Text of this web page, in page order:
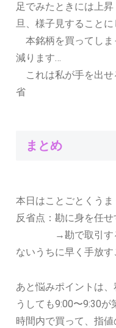
足でみたときには上
旦、様子見することに
本銘柄を買ってしま
減ります…
これは私が手を出せ
省
まとめ
本日はことごとくう
反省点：勘に身を任せ
→勘で取引するの
ないうちに早く手放
あと悩みポイントは
うしても9:00〜9:30
時間内で買って、指